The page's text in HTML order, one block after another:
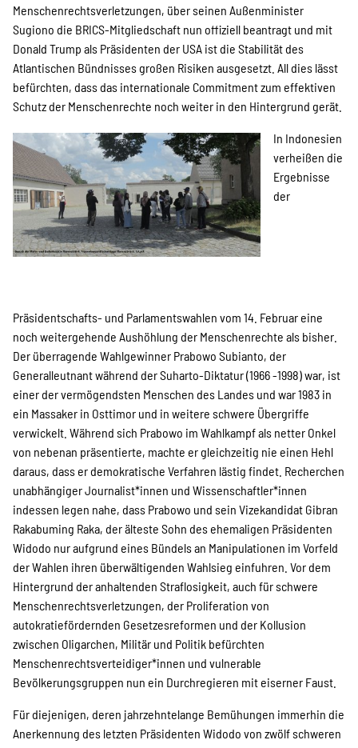
Menschenrechtsverletzungen, über seinen Außenminister
Sugiono die BRICS-Mitgliedschaft nun offiziell beantragt und mit
Donald Trump als Präsidenten der USA ist die Stabilität des
Atlantischen Bündnisses großen Risiken ausgesetzt. All dies lässt
befürchten, dass das internationale Commitment zum effektiven
Schutz der Menschenrechte noch weiter in den Hintergrund gerät.
In Indonesien
verheißen die
Ergebnisse
der
Präsidentschafts- und Parlamentswahlen vom 14. Februar eine
noch weitergehende Aushöhlung der Menschenrechte als bisher.
Der überragende Wahlgewinner Prabowo Subianto, der
Generalleutnant während der Suharto-Diktatur (1966 -1998) war, ist
einer der vermögendsten Menschen des Landes und war 1983 in
ein Massaker in Osttimor und in weitere schwere Übergriffe
verwickelt. Während sich Prabowo im Wahlkampf als netter Onkel
von nebenan präsentierte, machte er gleichzeitig nie einen Hehl
daraus, dass er demokratische Verfahren lästig findet. Recherchen
unabhängiger Journalist*innen und Wissenschaftler*innen
indessen legen nahe, dass Prabowo und sein Vizekandidat Gibran
Rakabuming Raka, der älteste Sohn des ehemaligen Präsidenten
Widodo nur aufgrund eines Bündels an Manipulationen im Vorfeld
der Wahlen ihren überwältigenden Wahlsieg einfuhren. Vor dem
Hintergrund der anhaltenden Straflosigkeit, auch für schwere
Menschenrechtsverletzungen, der Proliferation von
autokratiefördernden Gesetzesreformen und der Kollusion
zwischen Oligarchen, Militär und Politik befürchten
Menschenrechtsverteidiger*innen und vulnerable
Bevölkerungsgruppen nun ein Durchregieren mit eiserner Faust.
Für diejenigen, deren jahrzehntelange Bemühungen immerhin die
Anerkennung des letzten Präsidenten Widodo von zwölf schweren